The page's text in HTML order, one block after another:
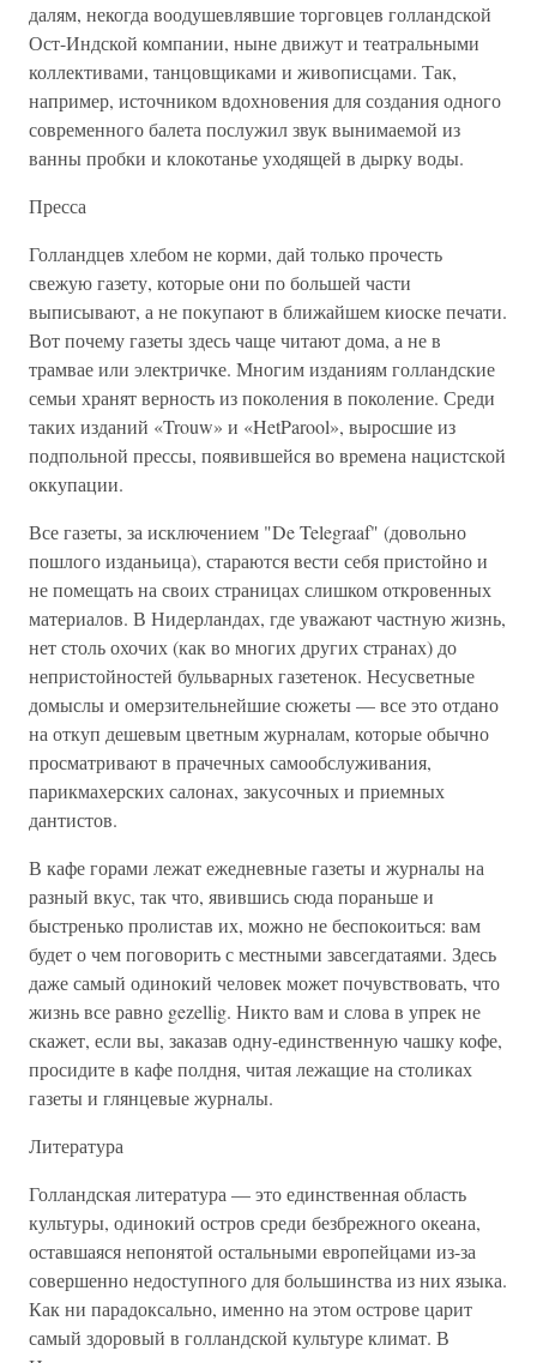
далям, некогда воодушевлявшие торговцев голландской
Ост-Индской компании, ныне движут и театральными
коллективами, танцовщиками и живописцами. Так,
например, источником вдохновения для создания одного
современного балета послужил звук вынимаемой из
ванны пробки и клокотанье уходящей в дырку воды.
Пресса
Голландцев хлебом не корми, дай только прочесть
свежую газету, которые они по большей части
выписывают, а не покупают в ближайшем киоске печати.
Вот почему газеты здесь чаще читают дома, а не в
трамвае или электричке. Многим изданиям голландские
семьи хранят верность из поколения в поколение. Среди
таких изданий «Trouw» и «HetParool», выросшие из
подпольной прессы, появившейся во времена нацистской
оккупации.
Все газеты, за исключением "De Telegraaf" (довольно
пошлого изданьица), стараются вести себя пристойно и
не помещать на своих страницах слишком откровенных
материалов. В Нидерландах, где уважают частную жизнь,
нет столь охочих (как во многих других странах) до
непристойностей бульварных газетенок. Несусветные
домыслы и омерзительнейшие сюжеты — все это отдано
на откуп дешевым цветным журналам, которые обычно
просматривают в прачечных самообслуживания,
парикмахерских салонах, закусочных и приемных
дантистов.
В кафе горами лежат ежедневные газеты и журналы на
разный вкус, так что, явившись сюда пораньше и
быстренько пролистав их, можно не беспокоиться: вам
будет о чем поговорить с местными завсегдатаями. Здесь
даже самый одинокий человек может почувствовать, что
жизнь все равно gezellig. Никто вам и слова в упрек не
скажет, если вы, заказав одну-единственную чашку кофе,
просидите в кафе полдня, читая лежащие на столиках
газеты и глянцевые журналы.
Литература
Голландская литература — это единственная область
культуры, одинокий остров среди безбрежного океана,
оставшаяся непонятой остальными европейцами из-за
совершенно недоступного для большинства из них языка.
Как ни парадоксально, именно на этом острове царит
самый здоровый в голландской культуре климат. В